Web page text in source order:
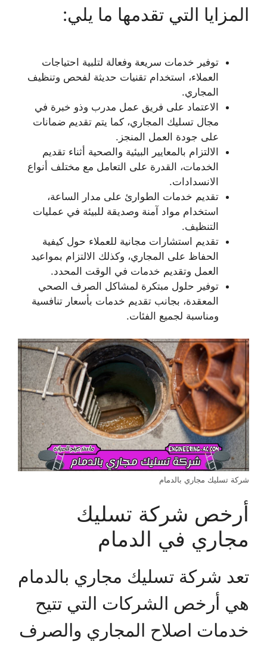
المزايا التي تقدمها ما يلي:
توفير خدمات سريعة وفعالة لتلبية احتياجات
العملاء، استخدام تقنيات حديثة لفحص وتنظيف
المجاري.
الاعتماد على فريق عمل مدرب وذو خبرة في
مجال تسليك المجاري، كما يتم تقديم ضمانات
على جودة العمل المنجز.
الالتزام بالمعايير البيئية والصحية أثناء تقديم
الخدمات، القدرة على التعامل مع مختلف أنواع
الانسدادات.
تقديم خدمات الطوارئ على مدار الساعة،
استخدام مواد آمنة وصديقة للبيئة في عمليات
التنظيف.
تقديم استشارات مجانية للعملاء حول كيفية
الحفاظ على المجاري، وكذلك الالتزام بمواعيد
العمل وتقديم خدمات في الوقت المحدد.
توفير حلول مبتكرة لمشاكل الصرف الصحي
المعقدة، بجانب تقديم خدمات بأسعار تنافسية
ومناسبة لجميع الفئات.
شركة تسليك مجاري بالدمام
أرخص شركة تسليك
مجاري في الدمام
تعد شركة تسليك مجاري بالدمام
هي أرخص الشركات التي تتيح
خدمات اصلاح المجاري والصرف